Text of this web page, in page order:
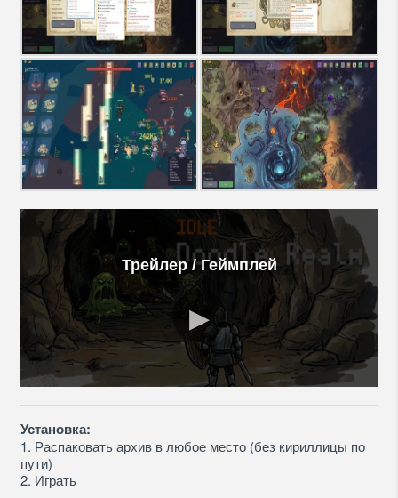
Трейлер / Геймплей
Установка:
1. Распаковать архив в любое место (без кириллицы по
пути)
2. Играть